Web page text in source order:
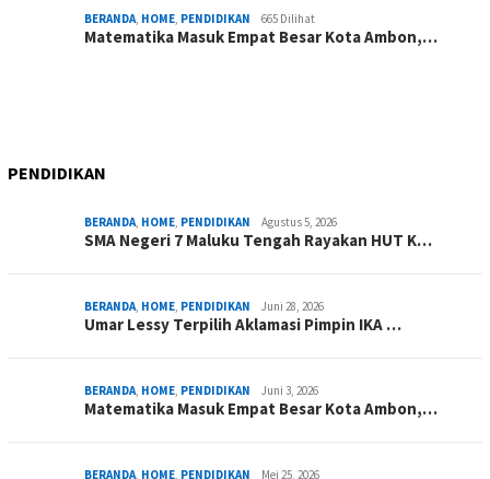
BERANDA, HOME, PENDIDIKAN 665 Dilihat
Matematika Masuk Empat Besar Kota Ambon,…
PENDIDIKAN
BERANDA, HOME, PENDIDIKAN Agustus 5, 2026
SMA Negeri 7 Maluku Tengah Rayakan HUT K…
BERANDA, HOME, PENDIDIKAN Juni 28, 2026
Umar Lessy Terpilih Aklamasi Pimpin IKA …
BERANDA, HOME, PENDIDIKAN Juni 3, 2026
Matematika Masuk Empat Besar Kota Ambon,…
BERANDA, HOME, PENDIDIKAN Mei 25, 2026